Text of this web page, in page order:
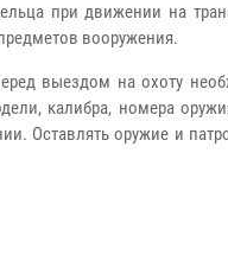
при движении на
вооружения.
выездом на охоту
калибра, номера
Оставлять оружие и